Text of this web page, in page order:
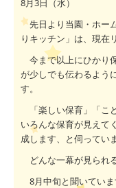
8月3日（水）
先日より当園・ホー
りキッチン」は、現在
今まで以上にひかり
が少しでも伝わるよう
す。
「楽しい保育」「こ
いろんな保育が見えて
成します、と伺っていま
どんな一幕が見られ
8月中旬と聞いてい